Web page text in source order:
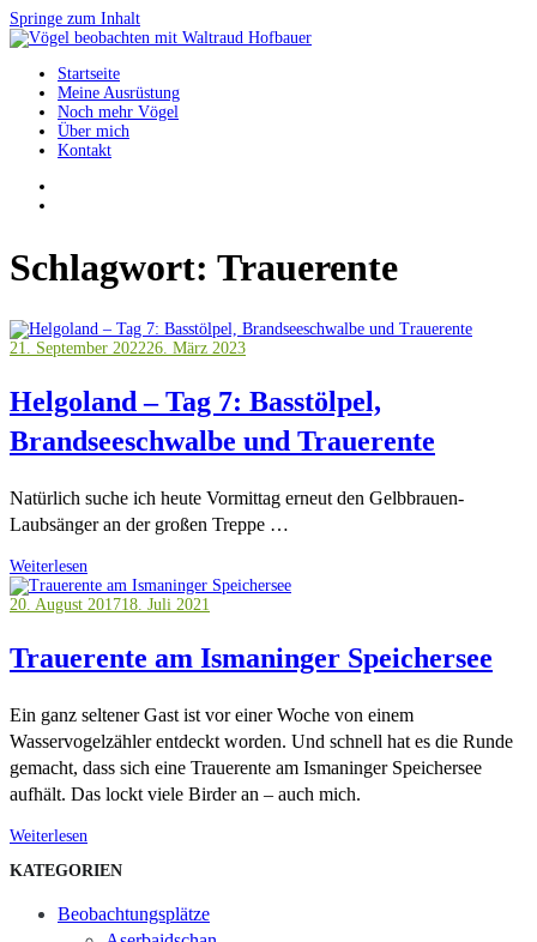
Springe zum Inhalt
Vögel beobachten mit Waltraud Hofbauer
Startseite
Meine Ausrüstung
Noch mehr Vögel
Über mich
Kontakt
Schlagwort: Trauerente
21. September 202226. März 2023
Helgoland – Tag 7: Basstölpel,
Brandseeschwalbe und Trauerente
Natürlich suche ich heute Vormittag erneut den Gelbbrauen-
Laubsänger an der großen Treppe …
Weiterlesen
20. August 201718. Juli 2021
Trauerente am Ismaninger Speichersee
Ein ganz seltener Gast ist vor einer Woche von einem
Wasservogelzähler entdeckt worden. Und schnell hat es die Runde
gemacht, dass sich eine Trauerente am Ismaninger Speichersee
aufhält. Das lockt viele Birder an – auch mich.
Weiterlesen
KATEGORIEN
Beobachtungsplätze